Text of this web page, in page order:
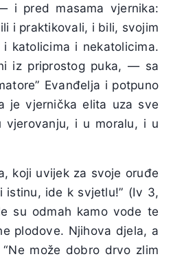
i pred masama vjernika:
i praktikovali, i bili, svojim
katolicima i nekatolicima.
iz priprostog puka, — sa
Evanđelja i potpuno
je vjernička elita uza sve
i u moralu, i u
koji uvijek za svoje oruđe
istinu, ide k svjetlu!” (Iv 3,
su odmah kamo vode te
plodove. Njihova djela, a
može dobro drvo zlim